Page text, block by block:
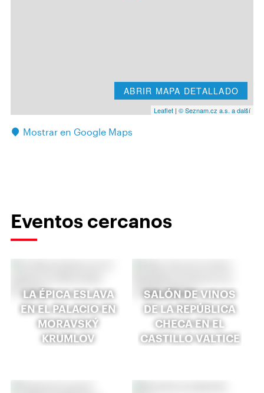
ABRIR MAPA DETALLADO
Leaflet | © Seznam.cz a.s. a další
Mostrar en Google Maps
Eventos cercanos
LA ÉPICA ESLAVA
EN EL PALACIO EN
MORAVSKÝ
KRUMLOV
SALÓN DE VINOS
DE LA REPÚBLICA
CHECA EN EL
CASTILLO VALTICE